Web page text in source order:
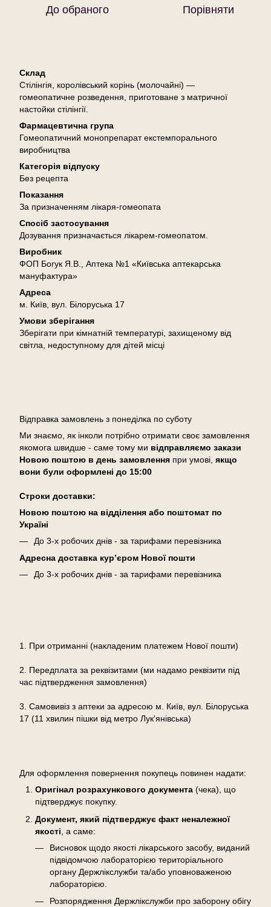
До обраного Порівняти
Склад
Стілінгія, королівський корінь (молочайні) —
гомеопатичне розведення, приготоване з матричної
настойки стілінгії.
Фармацевтична група
Гомеопатичний монопрепарат екстемпорального
виробництва
Категорія відпуску
Без рецепта
Показання
За призначенням лікаря-гомеопата
Спосіб застосування
Дозування призначається лікарем-гомеопатом.
Виробник
ФОП Богук Я.В., Аптека №1 «Київська аптекарська
мануфактура»
Адреса
м. Київ, вул. Білоруська 17
Умови зберігання
Зберігати при кімнатній температурі, захищеному від
світла, недоступному для дітей місці
Відправка замовлень з понеділка по суботу
Ми знаємо, як інколи потрібно отримати своє замовлення
якомога швидше - саме тому ми відправляємо закази
Новою поштою в день замовлення при умові, якщо
вони були оформлені до 15:00
Cтроки доставки:
Новою поштою на відділення або поштомат по
Україні
До 3-х робочих днів - за тарифами перевізника
Адресна доставка кур’єром Нової пошти
До 3-х робочих днів - за тарифами перевізника
1. При отриманні (накладеним платежем Нової пошти)
2. Передплата за реквізитами (ми надамо реквізити під
час підтвердження замовлення)
3. Самовивіз з аптеки за адресою м. Київ, вул. Білоруська
17 (11 хвилин пішки від метро Лук'янівська)
Для оформлення повернення покупець повинен надати:
Оригінал розрахункового документа (чека), що
підтверджує покупку.
Документ, який підтверджує факт неналежної
якості , а саме:
Висновок щодо якості лікарського засобу, виданий
підвідомчою лабораторією територіального
органу Держлікслужби та/або уповноваженою
лабораторією.
Розпорядження Держлікслужби про заборону обігу